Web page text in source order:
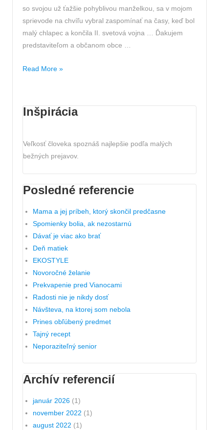
so svojou už ťažšie pohyblivou manželkou, sa v mojom
sprievode na chvíľu vybral zaspomínať na časy, keď bol
malý chlapec a končila II. svetová vojna … Ďakujem
predstaviteľom a občanom obce …
Výlet
histórie
s
Read More »
Inšpirácia
Veľkosť človeka spoznáš najlepšie podľa malých
bežných prejavov.
Posledné referencie
Mama a jej príbeh, ktorý skončil predčasne
Spomienky bolia, ak nezostarnú
Dávať je viac ako brať
Deň matiek
EKOSTYLE
Novoročné želanie
Prekvapenie pred Vianocami
Radosti nie je nikdy dosť
Návšteva, na ktorej som nebola
Prines obľúbený predmet
Tajný recept
Neporaziteľný senior
Archív referencií
január 2026 (1)
november 2022 (1)
august 2022 (1)